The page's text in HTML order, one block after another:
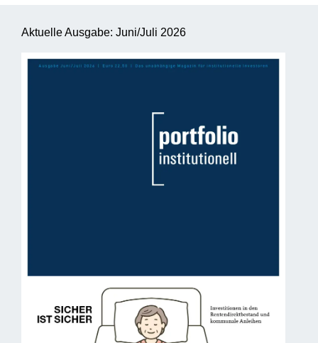
Aktuelle Ausgabe: Juni/Juli 2026